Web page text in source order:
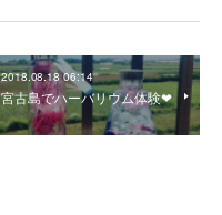
2018.08.18 06:14
宮古島でハーバリウム体験❤